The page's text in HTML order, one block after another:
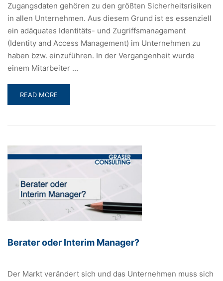
Zugangsdaten gehören zu den größten Sicherheitsrisiken
in allen Unternehmen. Aus diesem Grund ist es essenziell
ein adäquates Identitäts- und Zugriffsmanagement
(Identity and Access Management) im Unternehmen zu
haben bzw. einzuführen. In der Vergangenheit wurde
einem Mitarbeiter …
READ
MORE
VON
IDENTITY
MANAGEMENT
READ MORE
Berater oder Interim Manager?
Der Markt verändert sich und das Unternehmen muss sich